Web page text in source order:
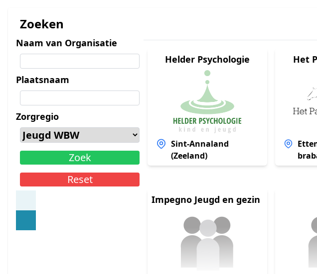
Zoeken
Naam van Organisatie
Plaatsnaam
Zorgregio
Zoek
Reset
Helder Psychologie
Sint-Annaland
(Zeeland)
Het
Impegno Jeugd en gezin B.V.